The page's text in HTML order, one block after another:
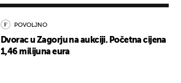
POVOLJNO
Dvorac u Zagorju na aukciji. Početna cijena
1,46 milijuna eura